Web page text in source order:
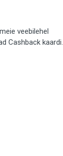
veebilehel
Cashback kaardi.